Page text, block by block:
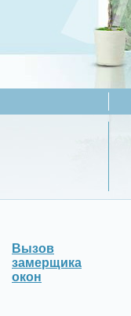
Вызов
замерщика
окон